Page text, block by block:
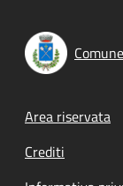
Footer
Area riservata
Crediti